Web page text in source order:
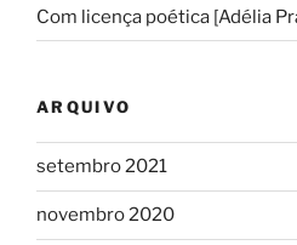
Com licença poética [Adélia
ARQUIVO
setembro 2021
novembro 2020